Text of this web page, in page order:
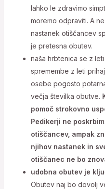
lahko le zdravimo
moremo odpraviti. A
nastanek otiščancev
je pretesna obutev.
naša hrbtenica se z
spremembe z leti
osebe pogosto
večja številka obutve.
pomoč strokovno
Pedikerji ne
otiščancev, ampak
njihov nastanek in
otiščanec ne bo
udobna obutev je
Obutev naj bo dovolj